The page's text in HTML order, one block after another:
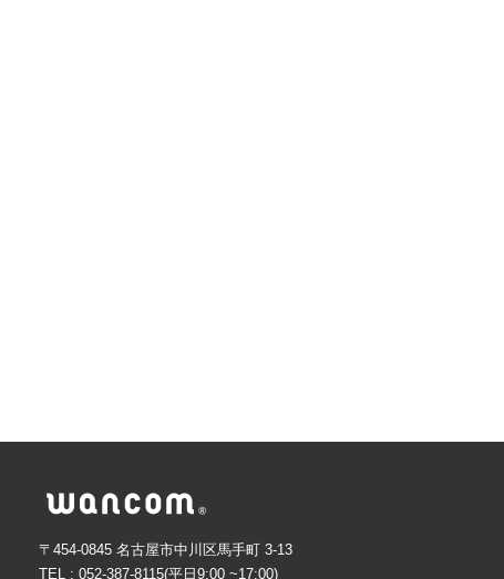
〒454-0845 名古屋市中川区馬手町 3-13
TEL : 052-387-8115(平日9:00 ~17:00)